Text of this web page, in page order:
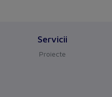
1,2 cm3Servicii
Proiecte